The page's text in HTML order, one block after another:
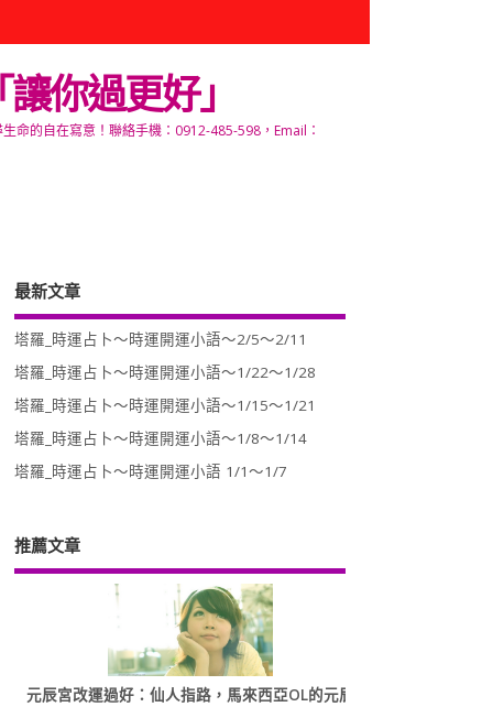
你過更好」
命的自在寫意！聯絡手機：0912-485-598，Email：
最新文章
塔羅_時運占卜～時運開運小語～2/5～2/11
塔羅_時運占卜～時運開運小語～1/22～1/28
塔羅_時運占卜～時運開運小語～1/15～1/21
塔羅_時運占卜～時運開運小語～1/8～1/14
塔羅_時運占卜～時運開運小語 1/1～1/7
推薦文章
元辰宮改運過好：仙人指路，馬來西亞OL的元辰